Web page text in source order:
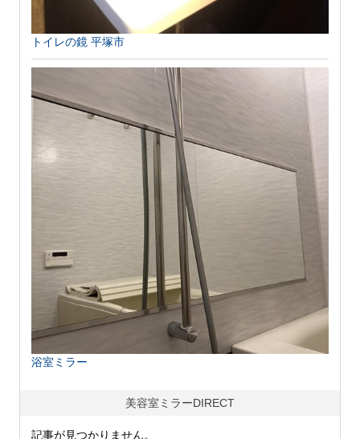
トイレの鏡 平塚市
浴室ミラー
美容室ミラーDIRECT
記事が見つかりません。